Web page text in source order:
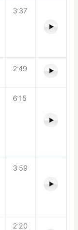
3’37
2’49
6’15
3’59
2’20